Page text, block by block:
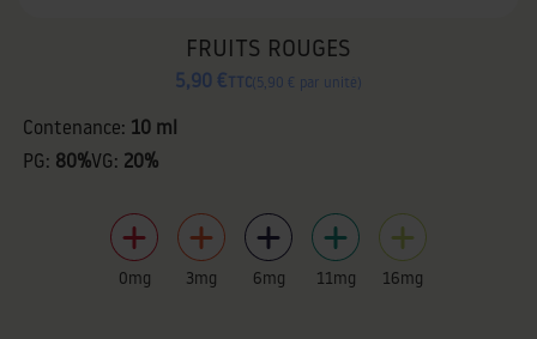
FRUITS ROUGES
5,90 € TTC 5,90 € par unité
Contenance: 10 ml
PG: 80%VG: 20%
0mg 3mg 6mg 11mg 16mg